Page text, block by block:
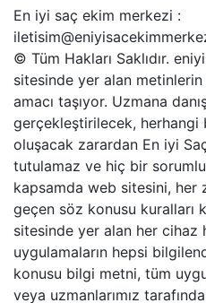
En iyi saç ekim merkezi :
© Tüm Hakları Saklıdır.
sitesinde yer alan
amacı taşıyor. Uzmana
gerçekleştirilecek, herhangi
oluşacak zarardan En iyi
tutulamaz ve hiç bir
kapsamda web sitesini, her
geçen söz konusu kuralları
sitesinde yer alan her cihaz
uygulamaların hepsi
konusu bilgi metni, tüm
veya uzmanlarımız